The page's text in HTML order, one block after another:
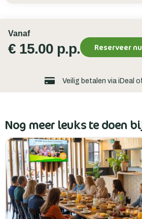
Vanaf
€ 15.00 p.p. Reserveer nu
Veilig betalen via iDeal
Nog meer leuks te doen